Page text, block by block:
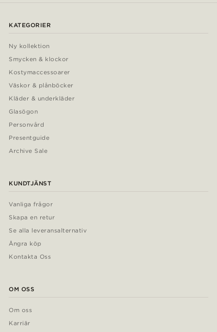
KATEGORIER
Ny kollektion
Smycken & klockor
Kostymaccessoarer
Väskor & plånböcker
Kläder & underkläder
Glasögon
Personvård
Presentguide
Archive Sale
KUNDTJÄNST
Vanliga frågor
Skapa en retur
Se alla leveransalternativ
Ångra köp
Kontakta Oss
OM OSS
Om oss
Karriär